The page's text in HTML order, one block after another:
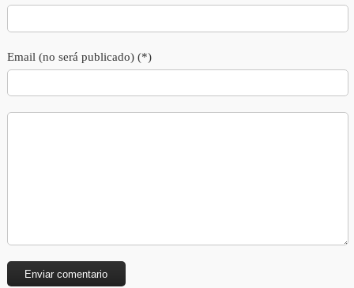
Email (no será publicado) (*)